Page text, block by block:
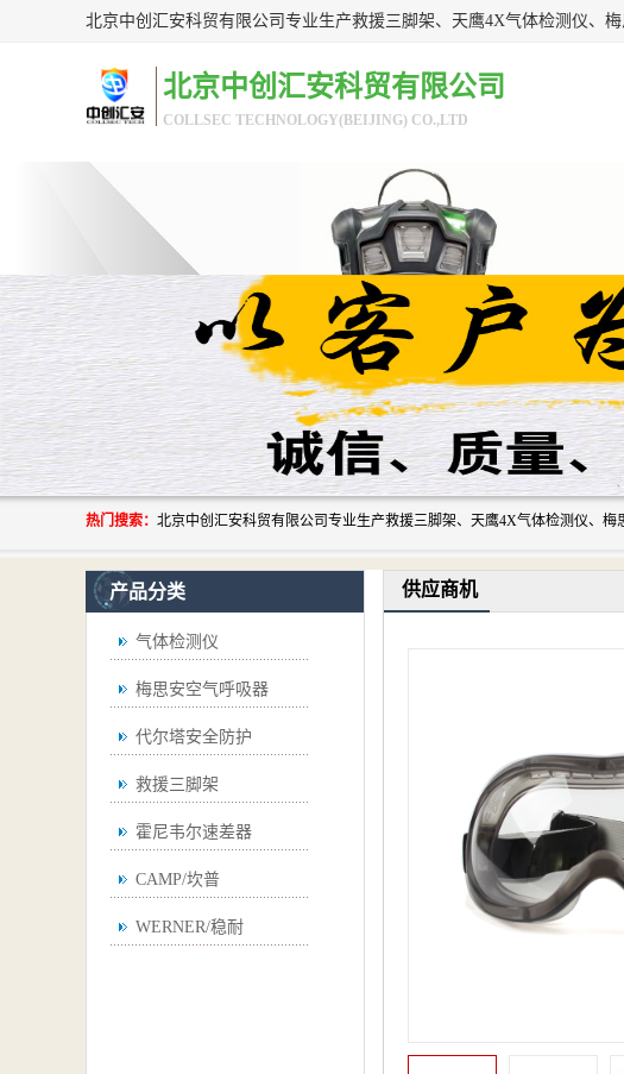
北京中创汇安科贸有限公司
COLLSEC TECHNOLOGY(BEIJING) CO.,LTD
热门搜索：
产品分类
气体检测仪
梅思安空气呼吸器
代尔塔安全防护
救援三脚架
霍尼韦尔速差器
CAMP/坎普
WERNER/稳耐
供应商机